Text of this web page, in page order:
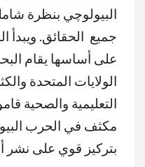
البيولوچي بنظرة
جميع الحقائق. ويبدأ
على أساسها يقام
الولايات المتحدة
التعليمية والصحية
مكثف في الحرب
بتركيز قوي على نشر